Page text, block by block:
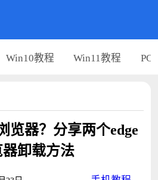
Win10教程 Win11教程 PC
览器？分享两个edge
器卸载方法